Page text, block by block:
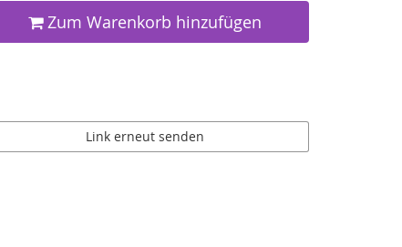
Zum Warenkorb hinzufügen
Link erneut senden